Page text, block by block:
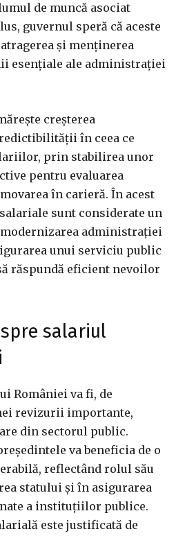
de muncă asociat
guvernul speră că aceste
și menținerea
esențiale ale administrației
creșterea
în ceea ce
prin stabilirea unor
pentru evaluarea
în carieră. În acest
sunt considerate un
administrației
unui serviciu public
răspundă eficient nevoilor
salariul
României va fi, de
revizurii importante,
din sectorul public.
va beneficia de o
reflectând rolul său
statului și în asigurarea
a instituțiilor publice.
este justificată de